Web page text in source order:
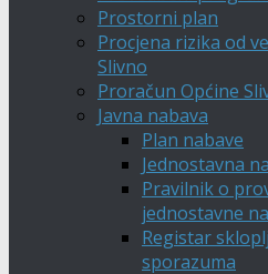
Prostorni plan
Procjena rizika od
Slivno
Proračun Općine
Javna nabava
Plan nabave
Jednostavna
Pravilnik o
jednostavne
Registar
sporazuma